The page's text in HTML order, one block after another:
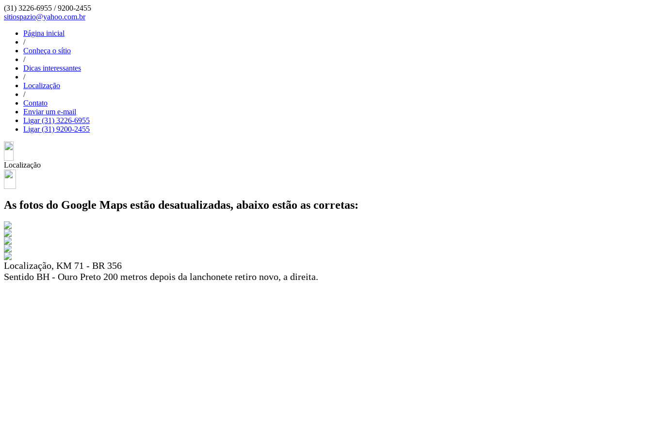
(31) 3226-6955 /9200-2455
sitiospazio@yahoo.com.br
Página inicial
/
Conheça o sítio
/
Dicas interessantes
/
Localização
/
Contato
Enviar um e-mail
Ligar (31) 3226-6955
Ligar (31) 9200-2455
Localização
As fotos do Google Maps estão desatualizadas, abaixo estão as corretas:
Localização, KM 71 - BR 356
Sentido BH - Ouro Preto 200 metros depois da lanchonete retiro novo, a direita.